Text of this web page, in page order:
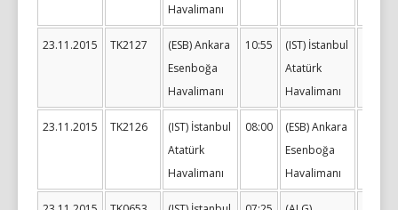
Havalimanı
23.11.2015 TK2127
(ESB) Ankara
Esenboğa
Havalimanı
10:55
(IST) İstanbul
Atatürk
Havalimanı
23.11.2015 TK2126
(IST) İstanbul
Atatürk
Havalimanı
08:00
(ESB) Ankara
Esenboğa
Havalimanı